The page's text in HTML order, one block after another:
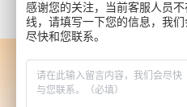
洁净工程
感谢您的关注，当前客服人员不
线，请填写一下您的信息，我们
尽快和您联系。